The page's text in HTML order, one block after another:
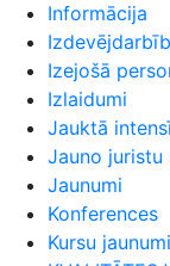
Informācija
Izejošā
Izlaidumi
Jauktā
Jauno juristu
Jaunumi
Konferences
Kursu jaunumi